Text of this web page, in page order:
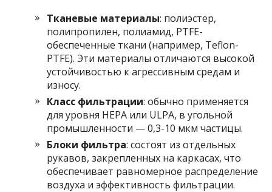
Тканевые материалы: полиэстер,
полипропилен, полиамид, PTFE-
обеспеченные ткани (например, Teflon-
PTFE). Эти материалы отличаются высокой
устойчивостью к агрессивным средам и
износу.
Класс фильтрации: обычно применяется
для уровня HEPA или ULPA, в угольной
промышленности — 0,3-10 мкм частицы.
Блоки фильтра: состоят из отдельных
рукавов, закрепленных на каркасах, что
обеспечивает равномерное распределение
воздуха и эффективность фильтрации.